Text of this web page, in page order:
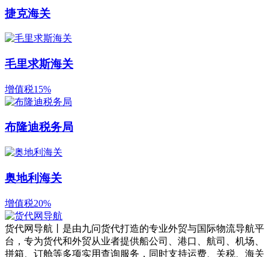
捷克海关
毛里求斯海关
增值税15%
布隆迪税务局
奥地利海关
增值税20%
货代网导航丨是由九问货代打造的专业外贸与国际物流导航平
台，专为货代和外贸从业者提供船公司、港口、航司、机场、
拼箱、订舱等多项实用查询服务，同时支持运费、关税、海关